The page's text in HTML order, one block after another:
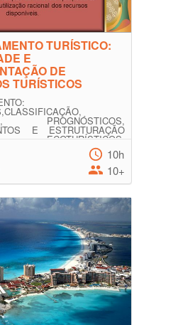
TURÍSTICO:
E
DE
TURÍSTICOS
PROGNÓSTICOS,
E ESTRUTURAÇÃO
ECOTURÍSTICOS:
10h
10+